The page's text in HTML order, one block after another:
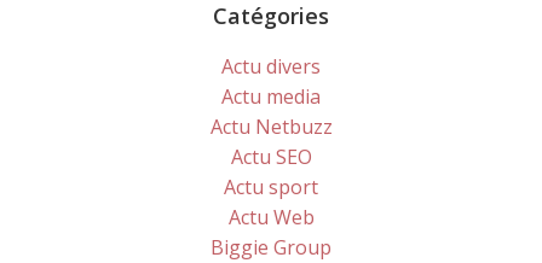
Catégories
Actu divers
Actu media
Actu Netbuzz
Actu SEO
Actu sport
Actu Web
Biggie Group